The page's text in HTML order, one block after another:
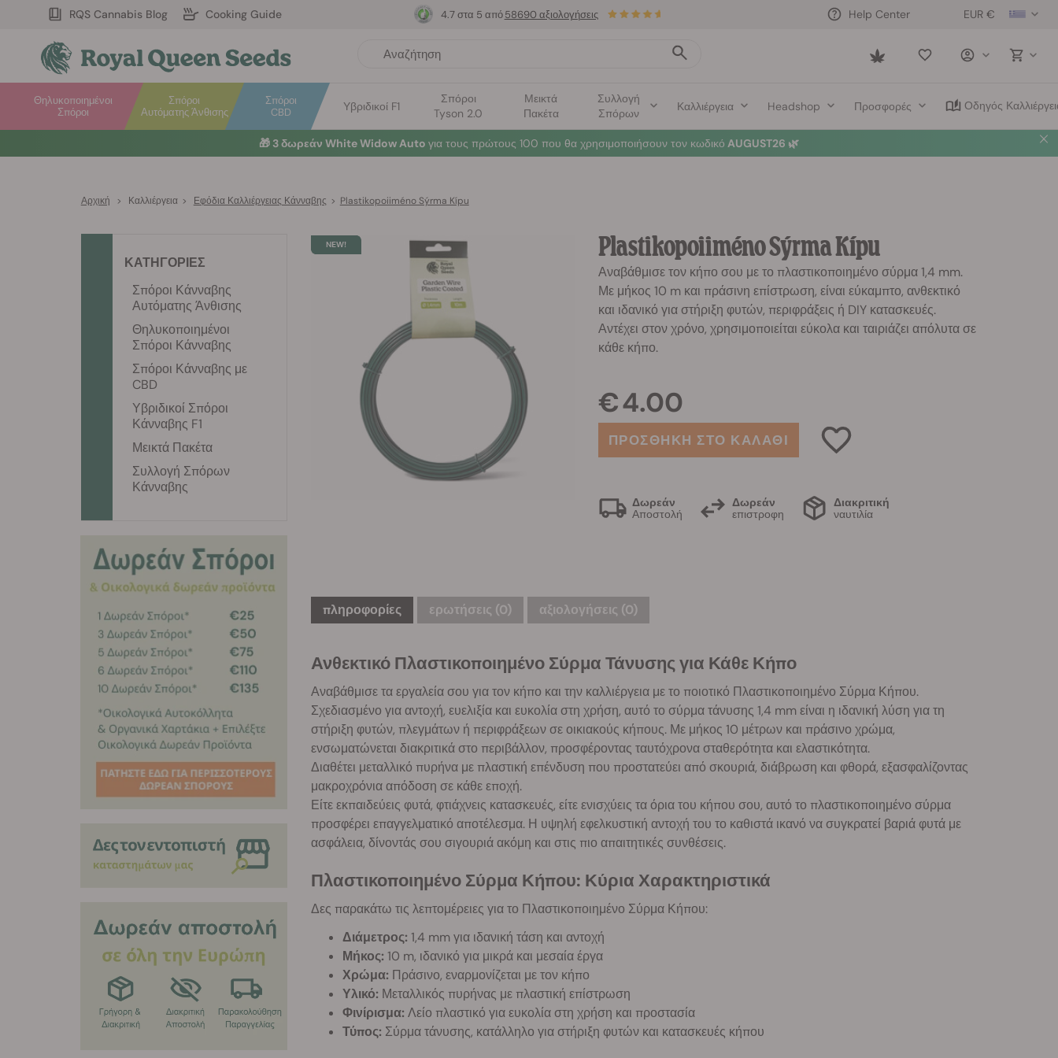
RQS Cannabis Blog Cooking Guide EUR €
Help Center
Saved
Σπόροι
Αυτόματης Άνθισης
Θηλυκοποιημένοι
Σπόροι
Σπόροι
CBD
Υβριδικοί F1
Σπόροι
Tyson 2.0
Μεικτά
Πακέτα
Συλλογή
Σπόρων
Καλλιέργεια Headshop Προσφορές Οδηγός
4.7 στα 5 από 58690 αξιολογήσεις
🎁 3 δωρεάν White Widow Auto για τους πρώτους 100 που θα χρησιμοποιήσουν τον κωδικό AUGUST26 🌿
Αρχική > Καλλιέργεια > Εφόδια Καλλιέργειας Κάνναβης > Plastikopoiiméno Sýrma Kípu
Plastikopoiiméno Sýrma Kípu
Αναβάθμισε τον κήπο σου με το πλαστικοποιημένο σύρμα 1,4 mm.
Με μήκος 10 m και πράσινη επίστρωση, είναι εύκαμπτο, ανθεκτικό
και ιδανικό για στήριξη φυτών, περιφράξεις ή DIY κατασκευές.
Αντέχει στον χρόνο, χρησιμοποιείται εύκολα και ταιριάζει απόλυτα σε
κάθε κήπο.
€ 4.00
ΠΡΟΣΘΗΚΗ ΣΤΟ ΚΑΛΑΘΙ
Δωρεάν
Αποστολή
Δωρεάν
επιστροφη
Διακριτική
ναυτιλία
πληροφορίες ερωτήσεις (0) αξιολογήσεις (0)
Ανθεκτικό Πλαστικοποιημένο Σύρμα Τάνυσης για Κάθε Κήπο
Αναβάθμισε τα εργαλεία σου για τον κήπο και την καλλιέργεια με το ποιοτικό Πλαστικοποιημένο Σύρμα Κήπου.
Σχεδιασμένο για αντοχή, ευελιξία και ευκολία στη χρήση, αυτό το σύρμα τάνυσης 1,4 mm είναι η ιδανική λύση για τη
στήριξη φυτών, πλεγμάτων ή περιφράξεων σε οικιακούς κήπους. Με μήκος 10 μέτρων και πράσινο χρώμα,
ενσωματώνεται διακριτικά στο περιβάλλον, προσφέροντας ταυτόχρονα σταθερότητα και ελαστικότητα.
Διαθέτει μεταλλικό πυρήνα με πλαστική επένδυση που προστατεύει από σκουριά, διάβρωση και φθορά, εξασφαλίζοντας
μακροχρόνια απόδοση σε κάθε εποχή.
Είτε εκπαιδεύεις φυτά, φτιάχνεις κατασκευές, είτε ενισχύεις τα όρια του κήπου σου, αυτό το πλαστικοποιημένο σύρμα
προσφέρει επαγγελματικό αποτέλεσμα. Η υψηλή εφελκυστική αντοχή του το καθιστά ικανό να συγκρατεί βαριά φυτά με
ασφάλεια, δίνοντάς σου σιγουριά ακόμη και στις πιο απαιτητικές συνθέσεις.
Πλαστικοποιημένο Σύρμα Κήπου: Κύρια Χαρακτηριστικά
Δες παρακάτω τις λεπτομέρειες για το Πλαστικοποιημένο Σύρμα Κήπου:
Διάμετρος: 1,4 mm για ιδανική τάση και αντοχή
Μήκος: 10 m, ιδανικό για μικρά και μεσαία έργα
Χρώμα: Πράσινο, εναρμονίζεται με τον κήπο
Υλικό: Μεταλλικός πυρήνας με πλαστική επίστρωση
Φινίρισμα: Λείο πλαστικό για ευκολία στη χρήση και προστασία
Τύπος: Σύρμα τάνυσης, κατάλληλο για στήριξη φυτών και κατασκευές κήπου
ΚΑΤΗΓΟΡΙΕΣ
Σπόροι Κάνναβης
Αυτόματης Άνθισης
Θηλυκοποιημένοι
Σπόροι Κάνναβης
Σπόροι Κάνναβης με
CBD
Υβριδικοί Σπόροι
Κάνναβης F1
Μεικτά Πακέτα
Συλλογή Σπόρων
Κάνναβης